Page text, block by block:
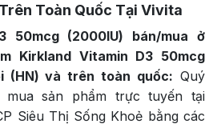
Toàn Quốc Tại Vivita
50mcg (2000IU) bán/mua ở
Kirkland Vitamin D3 50mcg
(HN) và trên toàn quốc: Quý
sản phẩm trực tuyến tại
Siêu Thị Sống Khoẻ bằng các